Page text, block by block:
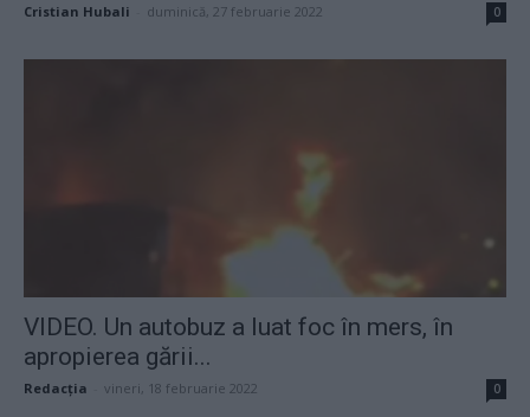
Cristian Hubali duminică, 27 februarie 2022 0
VIDEO. Un autobuz a luat foc în mers, în
apropierea gării...
Redacţia vineri, 18 februarie 2022 0